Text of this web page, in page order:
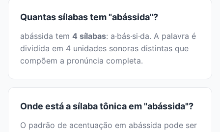
Quantas sílabas tem "abássida"?
abássida tem 4 sílabas: a·bás·si·da. A palavra é
dividida em 4 unidades sonoras distintas que
compõem a pronúncia completa.
Onde está a sílaba tônica em "abássida"?
O padrão de acentuação em abássida pode ser